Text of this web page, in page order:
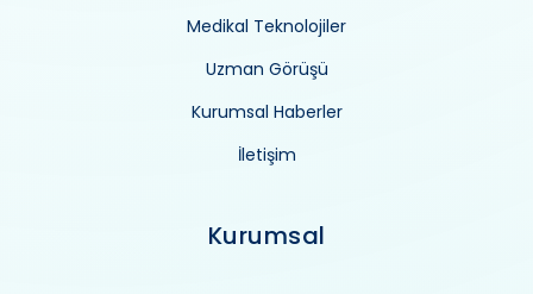
Medikal Teknolojiler
Uzman Görüşü
Kurumsal Haberler
İletişim
Kurumsal